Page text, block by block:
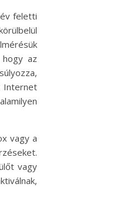
feletti
az
Internet
vagy a
vagy